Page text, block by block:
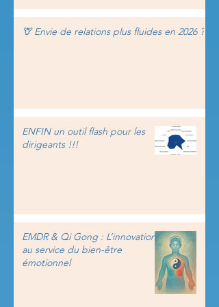
🦒 Envie de relations plus fluides en 2026 ?
ENFIN un outil flash pour les
dirigeants !!!
EMDR & Qi Gong : L’innovation
au service du bien-être
émotionnel